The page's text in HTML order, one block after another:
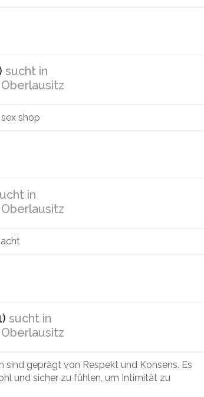
sucht in
shop
in
sucht in
sind geprägt von Respekt und Konsens. Es
und sicher zu fühlen, um Intimität zu